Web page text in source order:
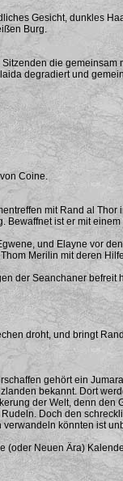
Gesicht, dunkles
Burg.
die gemeinsam
degradiert und
Coine.
mit Rand al
ist er mit
und Elayne vor
Merilin mit deren
der Seanchaner befreit
droht, und bringt
gehört ein
bekannt. Dort
der Welt, denn
Doch den
könnten ist
(oder Neuen Ära)